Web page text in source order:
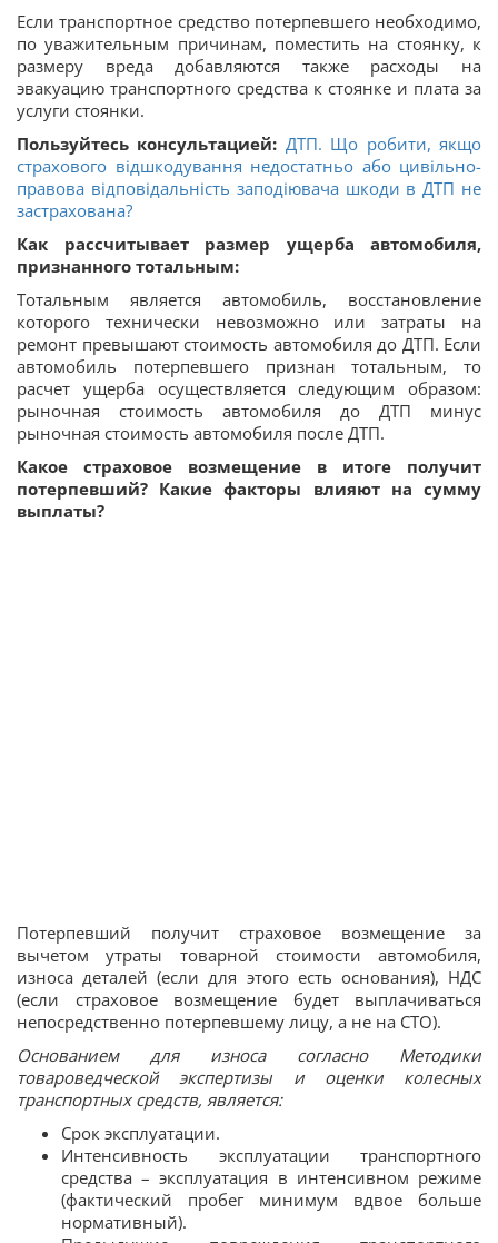
Если транспортное средство потерпевшего необходимо,
по уважительным причинам, поместить на стоянку, к
размеру вреда добавляются также расходы на
эвакуацию транспортного средства к стоянке и плата за
услуги стоянки.
Пользуйтесь консультацией: ДТП. Що робити, якщо
страхового відшкодування недостатньо або цивільно-
правова відповідальність заподіювача шкоди в ДТП не
застрахована?
Как рассчитывает размер ущерба автомобиля,
признанного тотальным:
Тотальным является автомобиль, восстановление
которого технически невозможно или затраты на
ремонт превышают стоимость автомобиля до ДТП. Если
автомобиль потерпевшего признан тотальным, то
расчет ущерба осуществляется следующим образом:
рыночная стоимость автомобиля до ДТП минус
рыночная стоимость автомобиля после ДТП.
Какое страховое возмещение в итоге получит
потерпевший? Какие факторы влияют на сумму
выплаты?
Потерпевший получит страховое возмещение за
вычетом утраты товарной стоимости автомобиля,
износа деталей (если для этого есть основания), НДС
(если страховое возмещение будет выплачиваться
непосредственно потерпевшему лицу, а не на СТО).
Основанием для износа согласно Методики
товароведческой экспертизы и оценки колесных
транспортных средств, является:
Срок эксплуатации.
Интенсивность эксплуатации транспортного
средства – эксплуатация в интенсивном режиме
(фактический пробег минимум вдвое больше
нормативный).